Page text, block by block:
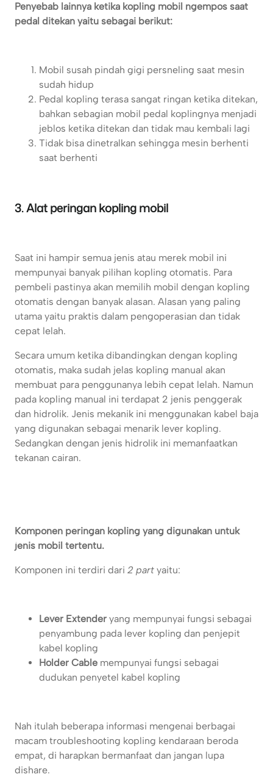
Penyebab lainnya ketika kopling mobil ngempos saat
pedal ditekan yaitu sebagai berikut:
Mobil susah pindah gigi persneling saat mesin
sudah hidup
Pedal kopling terasa sangat ringan ketika ditekan,
bahkan sebagian mobil pedal koplingnya menjadi
jeblos ketika ditekan dan tidak mau kembali lagi
Tidak bisa dinetralkan sehingga mesin berhenti
saat berhenti
3. Alat peringan kopling mobil
Saat ini hampir semua jenis atau merek mobil ini
mempunyai banyak pilihan kopling otomatis. Para
pembeli pastinya akan memilih mobil dengan kopling
otomatis dengan banyak alasan. Alasan yang paling
utama yaitu praktis dalam pengoperasian dan tidak
cepat lelah.
Secara umum ketika dibandingkan dengan kopling
otomatis, maka sudah jelas kopling manual akan
membuat para penggunanya lebih cepat lelah. Namun
pada kopling manual ini terdapat 2 jenis penggerak
dan hidrolik. Jenis mekanik ini menggunakan kabel baja
yang digunakan sebagai menarik lever kopling.
Sedangkan dengan jenis hidrolik ini memanfaatkan
tekanan cairan.
Komponen peringan kopling yang digunakan untuk
jenis mobil tertentu.
Komponen ini terdiri dari 2 part yaitu:
Lever Extender yang mempunyai fungsi sebagai
penyambung pada lever kopling dan penjepit
kabel kopling
Holder Cable mempunyai fungsi sebagai
dudukan penyetel kabel kopling
Nah itulah beberapa informasi mengenai berbagai
macam troubleshooting kopling kendaraan beroda
empat, di harapkan bermanfaat dan jangan lupa
dishare.